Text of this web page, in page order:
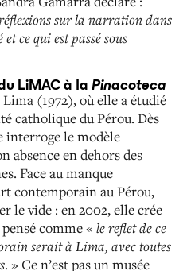
sur la narration dans
ce qui est passé sous
LiMAC à la Pinacoteca
(1972), où elle a étudié
catholique du Pérou. Dès
interroge le modèle
absence en dehors des
Face au manque
contemporain au Pérou,
le vide : en 2002, elle crée
comme « le reflet de ce
serait à Lima, avec toutes
. » Ce n’est pas un musée